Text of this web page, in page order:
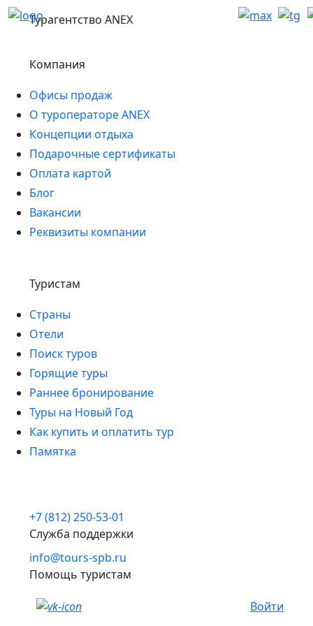
Турагентство ANEX
Компания
Офисы продаж
О туроператоре ANEX
Концепции отдыха
Подарочные сертификаты
Оплата картой
Блог
Вакансии
Реквизиты компании
Туристам
Страны
Отели
Поиск туров
Горящие туры
Раннее бронирование
Туры на Новый Год
Как купить и оплатить тур
Памятка
+7 (812) 250-53-01
Служба поддержки
info@tours-spb.ru
Помощь туристам
Войти